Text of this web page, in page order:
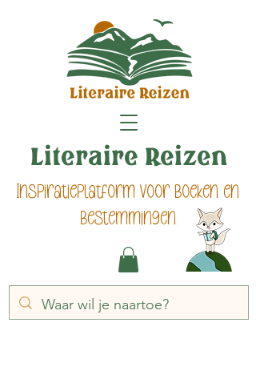
Inspiratieplatform voor boeken en
bestemmingen
Literaire Reizen